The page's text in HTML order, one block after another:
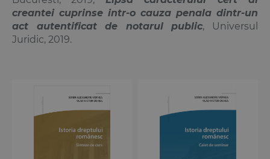
creantei cuprinse intr-o cauza penala dintr-un
act autentificat de notarul public, Universul
Juridic, 2019.